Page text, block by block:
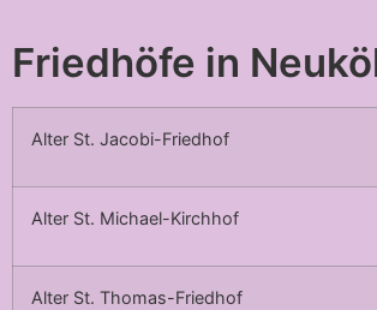
Friedhöfe in
Alter St. Jacobi-Friedhof
Alter St. Michael-Kirchhof
Alter St. Thomas-Friedhof